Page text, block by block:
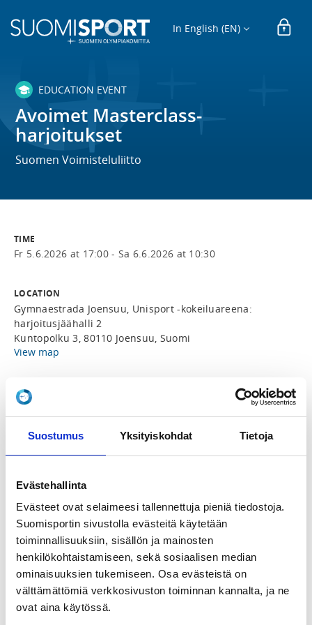
Suostumus Yksityiskohdat Tietoja
Evästehallinta
Evästeet ovat selaimeesi tallennettuja pieniä tiedostoja.
Suomisportin sivustolla evästeitä käytetään
toiminnallisuuksiin, sisällön ja mainosten
henkilökohtaistamiseen, sekä sosiaalisen median
ominaisuuksien tukemiseen. Osa evästeistä on
välttämättömiä verkkosivuston toiminnan kannalta, ja ne
ovat aina käytössä.
In English (EN)
EDUCATION EVENT
Avoimet Masterclass-
harjoitukset
Suomen Voimisteluliitto
TIME
Fr 5.6.2026 at 17:00 - Sa 6.6.2026 at 10:30
LOCATION
Gymnaestrada Joensuu, Unisport -kokeiluareena:
harjoitusjäähalli 2
Kuntopolku 3, 80110 Joensuu, Suomi
View map
LOCALITY
Joensuu
Akrobatiavoimistelu, Esittävä voimistelu, Gym for Live,
telinevoimistelu, Naisten telinevoimistelu, Rytminen
voimistelu, Tanssillinen voimistelu, Tanssi (Voimistelu),
TeamGym, Trampoliinivoimistelu
REGISTRATION PERIOD
Mo 27.4.2026 at 10:00 - Fr 5.6.2026 at 23:30
ADDITIONAL INFORMATION